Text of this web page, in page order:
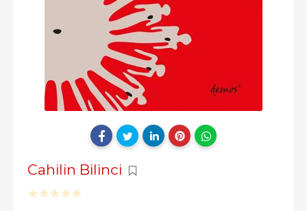
Cahilin Bilinci